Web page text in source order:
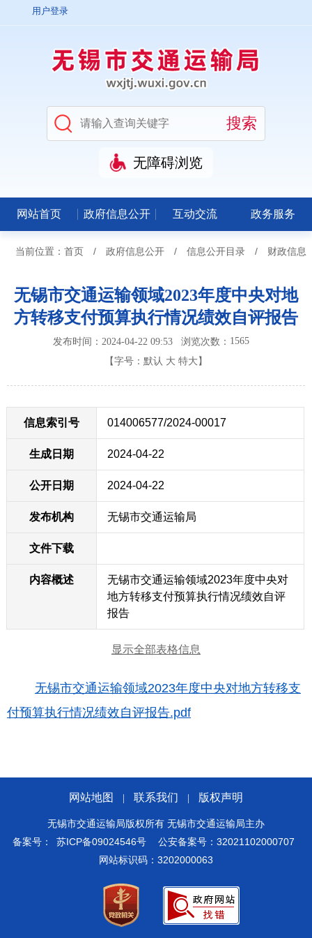
用户登录
无障碍浏览
网站首页 政府信息公开 互动交流 政务服务
当前位置： 首页 / 政府信息公开 / 信息公开目录 / 财政信息
无锡市交通运输领域2023年度中央对地
方转移支付预算执行情况绩效自评报告
发布时间：2024-04-22 09:53浏览次数： 1565
【字号： 默认 大 特大 】
信息索引号 014006577/2024-00017
生成日期 2024-04-22
公开日期 2024-04-22
发布机构 无锡市交通运输局
文件下载
内容概述
无锡市交通运输领域2023年度中央对
地方转移支付预算执行情况绩效自评
报告
显示全部表格信息
无锡市交通运输领域2023年度中央对地方转移支
付预算执行情况绩效自评报告.pdf
网站地图 联系我们 版权声明
无锡市交通运输局版权所有 无锡市交通运输局主办
备案号：
苏ICP备09024546号
公安备案号：32021102000707
网站标识码：3202000063